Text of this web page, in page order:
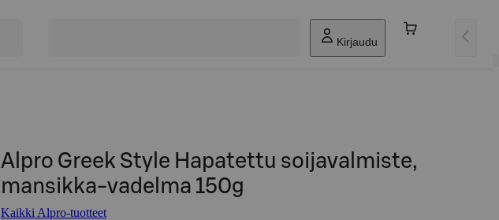
Kirjaudu
Alpro Greek Style Hapatettu soijavalmiste,
mansikka-vadelma 150g
Kaikki Alpro-tuotteet